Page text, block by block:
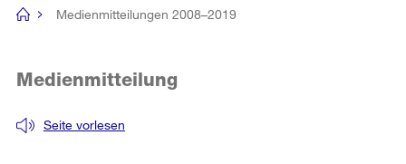
Navigation
[no
Medienmitteilungen 2008–2019
Seite vorlesen
Medienmitteilung